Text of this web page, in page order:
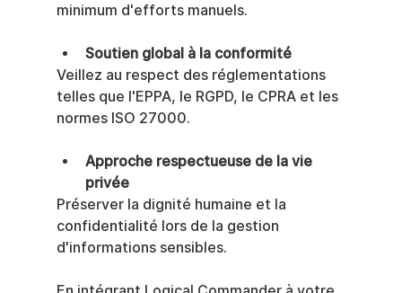
minimum d'efforts manuels.
Soutien global à la conformité
Veillez au respect des réglementations
telles que l'EPPA, le RGPD, le CPRA et les
normes ISO 27000.
Approche respectueuse de la vie
privée
Préserver la dignité humaine et la
confidentialité lors de la gestion
d'informations sensibles.